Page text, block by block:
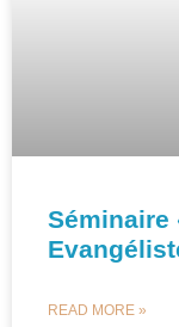
Séminaire
READ MORE »